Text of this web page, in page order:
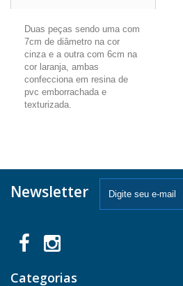
Duas peças sendo uma com
7cm de diâmetro na cor
cinza e a outra com 6cm na
cor laranja, ambas
confecciona em resina de
pvc emborrachada e
texturizada.
Newsletter
Categorias